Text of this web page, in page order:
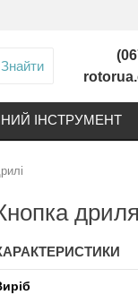
Знайти
ІНСТРУМЕНТ